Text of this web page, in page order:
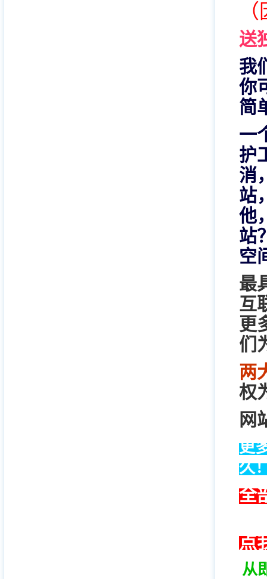
送
我
你
简
一
护
消
站
他
站
空
最
互
更
们
两
权
网
更
久
全
点
从